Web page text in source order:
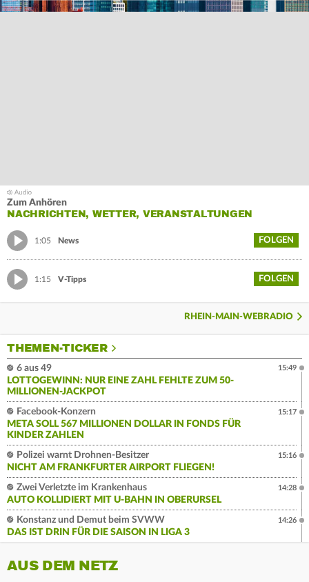
Zum Anhören
NACHRICHTEN, WETTER, VERANSTALTUNGEN
1:05 News FOLGEN
1:15 V-Tipps FOLGEN
RHEIN-MAIN-WEBRADIO
THEMEN-TICKER
6 aus 49
LOTTOGEWINN: NUR EINE ZAHL FEHLTE ZUM 50-
MILLIONEN-JACKPOT
15:49
Facebook-Konzern
META SOLL 567 MILLIONEN DOLLAR IN FONDS FÜR
KINDER ZAHLEN
15:17
Polizei warnt Drohnen-Besitzer
NICHT AM FRANKFURTER AIRPORT FLIEGEN!
15:16
Zwei Verletzte im Krankenhaus
AUTO KOLLIDIERT MIT U-BAHN IN OBERURSEL
14:28
Konstanz und Demut beim SVWW
DAS IST DRIN FÜR DIE SAISON IN LIGA 3
14:26
AUS DEM NETZ